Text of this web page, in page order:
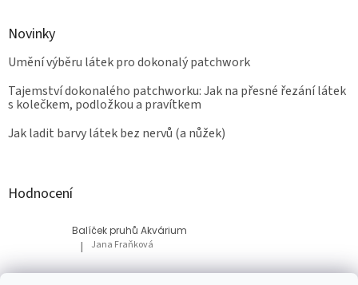
Novinky
Umění výběru látek pro dokonalý patchwork
Tajemství dokonalého patchworku: Jak na přesné řezání látek
s kolečkem, podložkou a pravítkem
Jak ladit barvy látek bez nervů (a nůžek)
Hodnocení
Balíček pruhů Akvárium
Hodnocení produktu je 5 z 5 hvězdiček.
| Jana Fraňková